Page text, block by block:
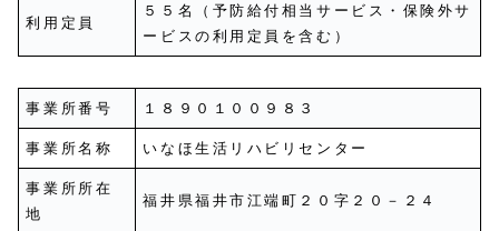
利用定員
５５名（予防給付相当サービス・保険外サ
ービスの利用定員を含む）
事業所番号 １８９０１００９８３
事業所名称 いなほ生活リハビリセンター
事業所所在
地
福井県福井市江端町２０字２０－２４